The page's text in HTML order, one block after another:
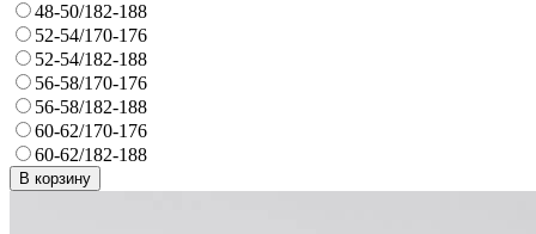
48-50/182-188
52-54/170-176
52-54/182-188
56-58/170-176
56-58/182-188
60-62/170-176
60-62/182-188
В корзину